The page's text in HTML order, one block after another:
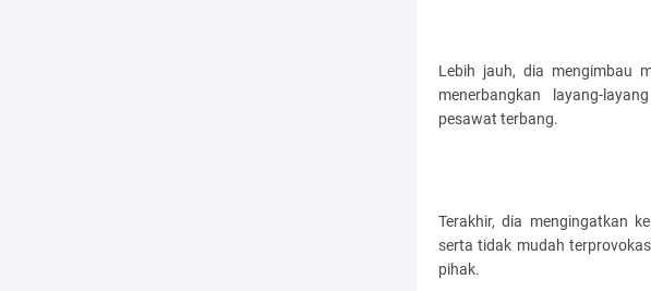
Lebih jauh, dia mengimbau
menerbangkan layang-
pesawat terbang.
Terakhir, dia mengingatkan
serta tidak mudah
pihak.